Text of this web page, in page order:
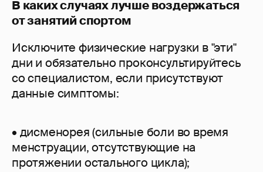
В каких случаях лучше воздержаться
от занятий спортом
Исключите физические нагрузки в "эти"
дни и обязательно проконсультируйтесь
со специалистом, если присутствуют
данные симптомы:
• дисменорея (сильные боли во время
менструации, отсутствующие на
протяжении остального цикла);